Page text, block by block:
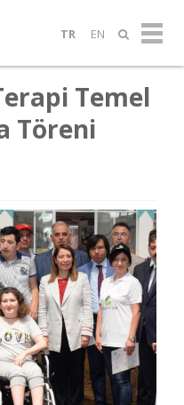
TR EN
Temel
Töreni